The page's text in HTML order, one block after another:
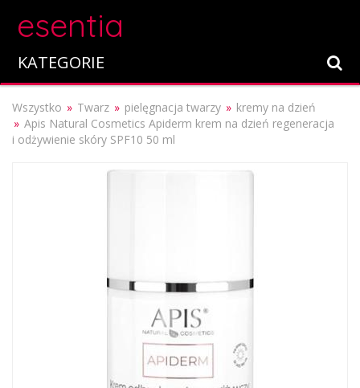
esentia
KATEGORIE
Wszystko Twarz pielęgnacja twarzy
kremy na dzień
Apis Natural Cosmetics Apiderm krem na dzień regeneracja
i odżywienie skóry SPF10 50 ml